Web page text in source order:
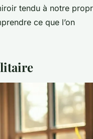
tendu à notre
ce que l’on